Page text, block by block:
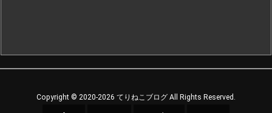
Copyright © 2020-2026 てりねこブログ All Rights Reserved.